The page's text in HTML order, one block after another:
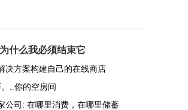
什么我必须结束它
决方案构建自己的在线商店
..你的空房间
公司: 在哪里消费，在哪里储蓄